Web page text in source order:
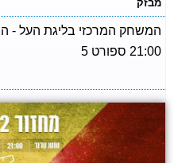
מבזק
המשחק המרכזי בליגת העל -
21:00 ספורט 5